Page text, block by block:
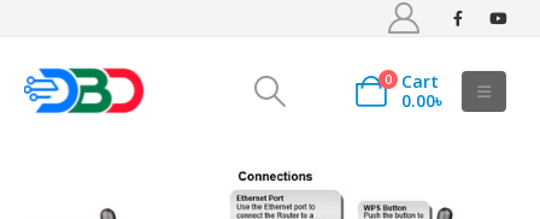
0
Cart
0.00৳